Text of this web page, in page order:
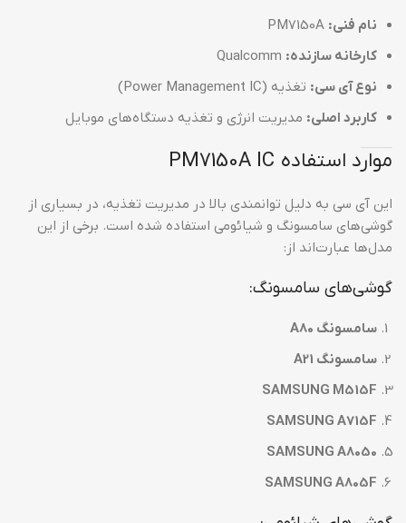
نام فنی:
کارخانه سازنده:
نوع آی سی: تغذیه (Power Management IC)
کاربرد اصلی: مدیریت انرژی و تغذیه دستگاه‌های موبایل
موارد استفاده PM7150A IC
این آی سی به دلیل توانمندی بالا در مدیریت تغذیه، در بسیاری از
گوشی‌های سامسونگ و شیائومی استفاده شده است. برخی از این
مدل‌ها عبارت‌اند از:
گوشی‌های سامسونگ:
سامسونگ A80
سامسونگ A21
SAMSUNG M515F
SAMSUNG A715F
SAMSUNG A8050
SAMSUNG A805F